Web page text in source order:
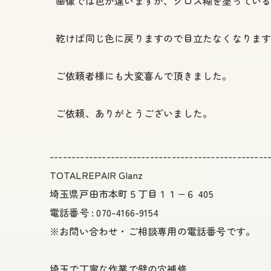
乾けば同じ色に戻りますので目立たなくなります
ご依頼者様にも大変喜んで頂きました。
ご依頼、ありがとうございました。
TOTALREPAIR Glanz
埼玉県戸田市本町５丁目１１−６ 405
電話番号 : 070-4166-9154
※お問い合わせ・ご相談専用の電話番号です。